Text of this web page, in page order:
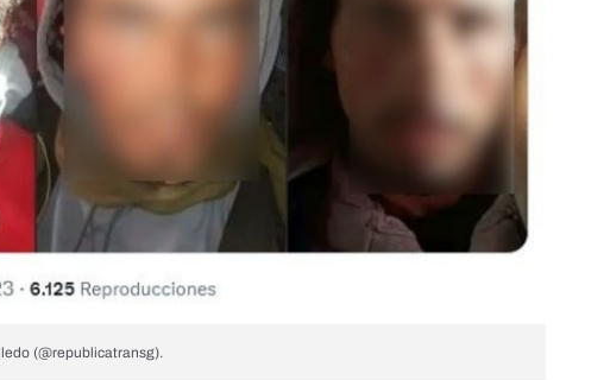
(@republicatransg).